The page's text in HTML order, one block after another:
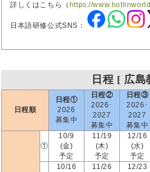
詳しくはこちら（ https://
日本語研修公式SNS：
日程 [ 広島
日程順
日程①
2026
募集中
日程②
2026･
2027
募集中
日程③
2026･
2027
募集中
①
10/9
(金)
予定
11/19
(木)
予定
12/16
(水)
予定
10/16
11/26
12/23